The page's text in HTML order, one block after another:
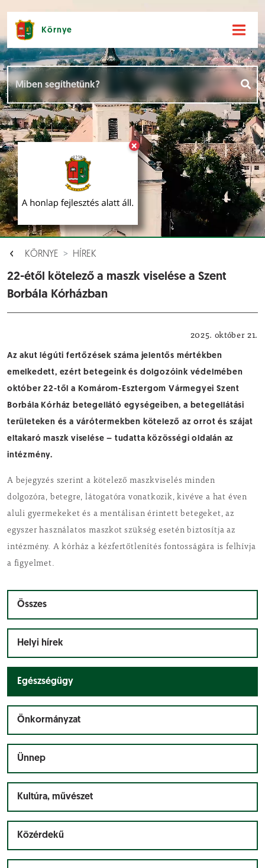
×
Környe
KÖRNYE HÍREK
22-étől kötelező a maszk viselése a Szent
Borbála Kórházban
2025. október 21.
Az akut légúti fertőzések száma jelentős mértékben
emelkedett, ezért betegeink és dolgozóink védelmében
október 22-től a Komárom-Esztergom Vármegyei Szent
Borbála Kórház betegellátó egységeiben, a betegellátási
területeken és a várótermekben kötelező az orrot és szájat
eltakaró maszk viselése – tudatta közösségi oldalán az
intézmény.
A bejegyzés szerint a kötelező maszkviselés minden
dolgozóra, betegre, látogatóra vonatkozik, kivéve a hat éven
aluli gyermekeket és a mentálisan érintett betegeket, az
egyszer használatos maszkot szükség esetén biztosítja az
intézmény. A kórház a kézfertőtlenítés fontosságára is felhívja
a figyelmet.
Összes
Helyi hírek
Egészségügy
Önkormányzat
Ünnep
Kultúra, művészet
Közérdekű
Hírek [
Események []
Dokumentumok []
Aloldalak [ ]